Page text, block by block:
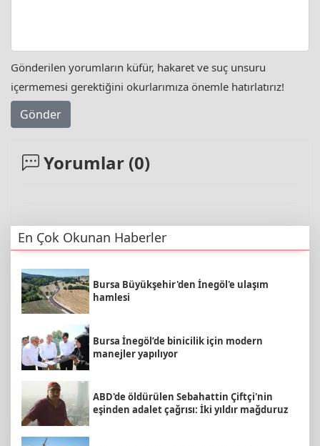
Gönderilen yorumların küfür, hakaret ve suç unsuru
içermemesi gerektiğini okurlarımıza önemle hatırlatırız!
Gönder
Yorumlar (0)
En Çok Okunan Haberler
Bursa Büyükşehir'den İnegöl'e ulaşım
hamlesi
Bursa İnegöl’de binicilik için modern
manejler yapılıyor
ABD'de öldürülen Sebahattin Çiftçi'nin
eşinden adalet çağrısı: İki yıldır mağduruz